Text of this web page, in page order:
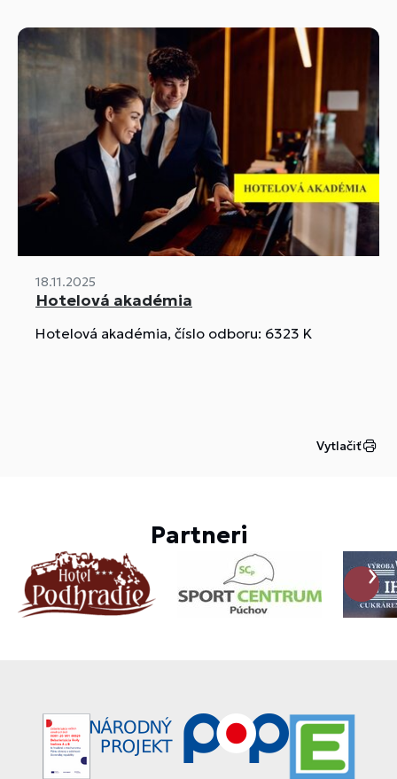
18.11.2025
Hotelová akadémia
Hotelová akadémia, číslo odboru: 6323 K
Vytlačiť
Partneri